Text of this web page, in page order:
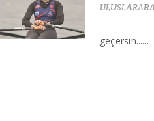
geçersin......